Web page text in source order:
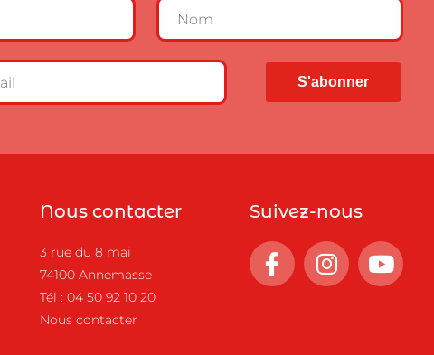
Nous contacter
3 rue du 8 mai
74100 Annemasse
Tél :04 50 92 10 20
Nous contacter
Suivez-nous